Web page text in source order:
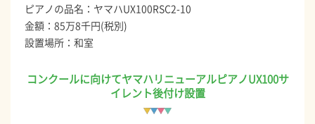
ピアノの品名：ヤマハUX100RSC2-10
金額：85万8千円(税別)
設置場所：和室
コンクールに向けてヤマハリニューアルピアノUX100サ
イレント後付け設置